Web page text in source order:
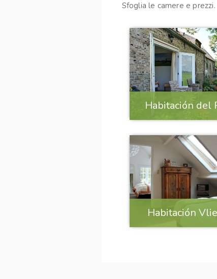
Sfoglia le camere e prezzi.
Habitación del
Habitación